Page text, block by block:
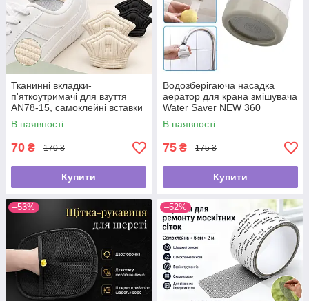
Тканинні вкладки-
п'яткоутримачі для взуття
AN78-15, самоклейні вставки
від натирання та мозолів, для
зменшення розміру взуття
В наявності
70 ₴ 170 ₴
Купити
Водозберігаюча насадка
аератор для крана змішувача
Water Saver NEW 360
В наявності
75 ₴ 175 ₴
Купити
–53% –52%